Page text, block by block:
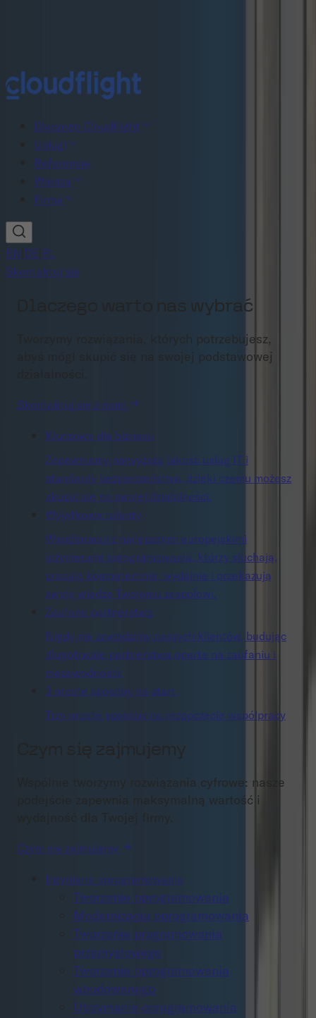
Dlaczego Cloudflight
Usługi
Referencje
Wiedza
Firma
EN DE PL
Skontaktuj się
Dlaczego warto nas wybrać
Tworzymy rozwiązania, których potrzebujesz,
abyś mógł skupić się na swojej podstawowej
Skontaktuj się z nami
Kluczowe dla biznesu
Zapewniamy najwyższą jakość usług IT i
standardy bezpieczeństwa, dzięki czemu możesz
skupić się na swojej działalności.
Wyjątkowe talenty
Współpracuj z najlepszymi europejskimi
inżynierami oprogramowania, którzy słuchają,
pracują kompetentnie, wydajnie i przekazują
swoją wiedzę Twojemu zespołowi.
Zaufane partnerstwo
Nigdy nie zawodzimy naszych klientów, budując
długotrwałe partnerstwa oparte na zaufaniu i
niezawodności.
3 proste sposoby na start
Trzy proste sposoby na rozpoczęcie współpracy
Czym się zajmujemy
Wspólnie tworzymy rozwiązania cyfrowe: nasze
podejście zapewnia maksymalną wartość i
wydajność dla Twojej firmy.
Czym się zajmujemy
Inżynieria oprogramowania
Tworzenie oprogramowania
Modernizacja oprogramowania
Tworzenie programowania
przemysłowego
Tworzenie oprogramowania
wbudowanego
Utrzymanie oprogramowania